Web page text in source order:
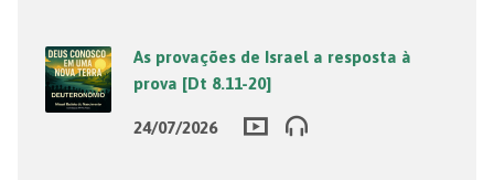
As provações de Israel a resposta à
prova [Dt 8.11-20]
24/07/2026